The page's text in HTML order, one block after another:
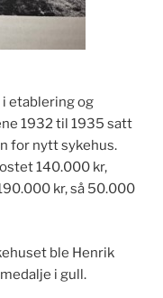
i etablering og
1932 til 1935 satt
for nytt sykehus.
140.000 kr,
kr, så 50.000
ble Henrik
i gull.